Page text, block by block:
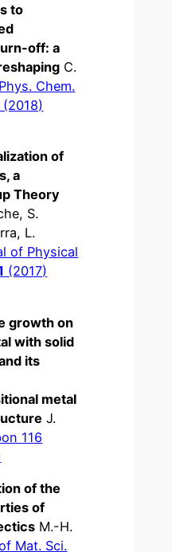
to
off: a
C.
Phys. Chem.
of
a
Theory
S.
L.
of Physical
(2017)
growth on
with solid
its
metal
J.
116
of the
of
M.-H.
Mat. Sci.